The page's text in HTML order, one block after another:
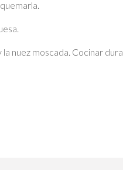
la nuez moscada. Cocinar